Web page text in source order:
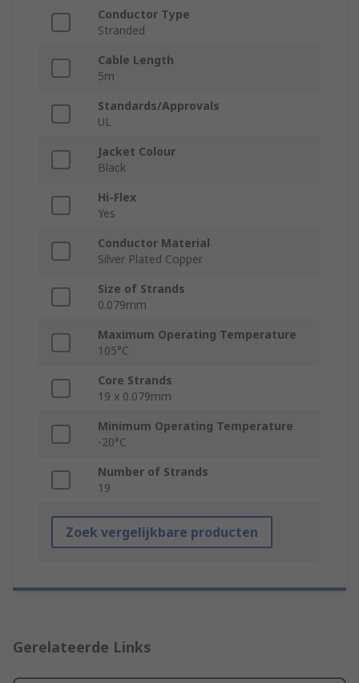
Conductor Type
Stranded
Cable Length
5m
Standards/Approvals
UL
Jacket Colour
Black
Hi-Flex
Yes
Conductor Material
Silver Plated Copper
Size of Strands
0.079mm
Maximum Operating Temperature
105°C
Core Strands
19 x 0.079mm
Minimum Operating Temperature
-20°C
Number of Strands
19
Zoek vergelijkbare producten
Gerelateerde Links